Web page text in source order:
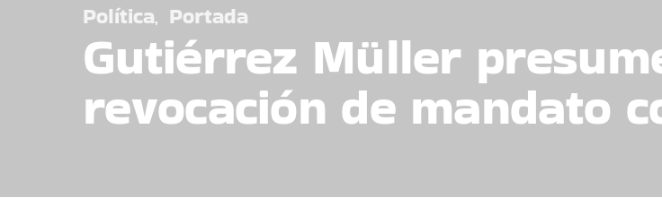
Política Portada
Gutiérrez Müller
revocación de mandato